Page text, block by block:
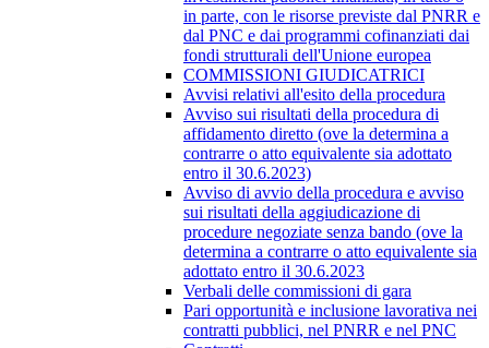
in parte, con le risorse previste dal PNRR e
dal PNC e dai programmi cofinanziati dai
fondi strutturali dell'Unione europea
COMMISSIONI GIUDICATRICI
Avvisi relativi all'esito della procedura
Avviso sui risultati della procedura di
affidamento diretto (ove la determina a
contrarre o atto equivalente sia adottato
entro il 30.6.2023)
Avviso di avvio della procedura e avviso
sui risultati della aggiudicazione di
procedure negoziate senza bando (ove la
determina a contrarre o atto equivalente sia
adottato entro il 30.6.2023
Verbali delle commissioni di gara
Pari opportunità e inclusione lavorativa nei
contratti pubblici, nel PNRR e nel PNC